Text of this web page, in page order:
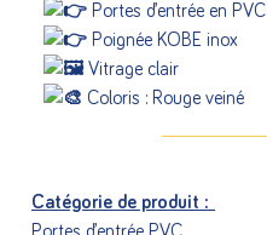
Portes d’entrée en PVC
Poignée KOBE inox
Vitrage clair
Coloris : Rouge veiné
Catégorie de produit :